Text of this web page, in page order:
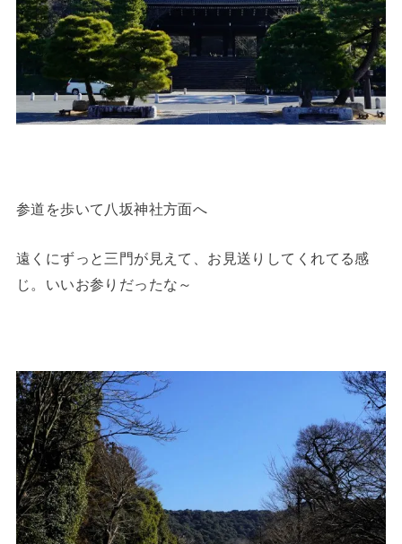
参道を歩いて八坂神社方面へ
遠くにずっと三門が見えて、お見送りしてくれてる感
じ。いいお参りだったな～